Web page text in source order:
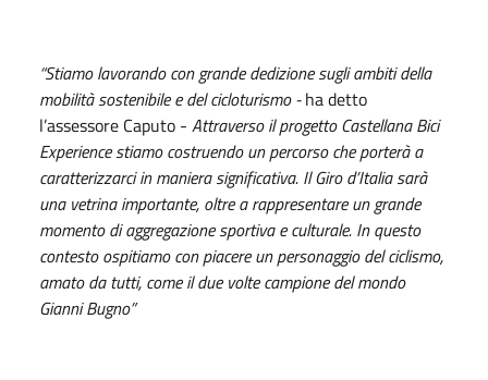
“Stiamo lavorando con grande dedizione sugli ambiti della
mobilità sostenibile e del cicloturismo -ha detto
l’assessore Caputo - Attraverso il progetto Castellana Bici
Experience stiamo costruendo un percorso che porterà a
caratterizzarci in maniera significativa. Il Giro d’Italia sarà
una vetrina importante, oltre a rappresentare un grande
momento di aggregazione sportiva e culturale. In questo
contesto ospitiamo con piacere un personaggio del ciclismo,
amato da tutti, come il due volte campione del mondo
Gianni Bugno”